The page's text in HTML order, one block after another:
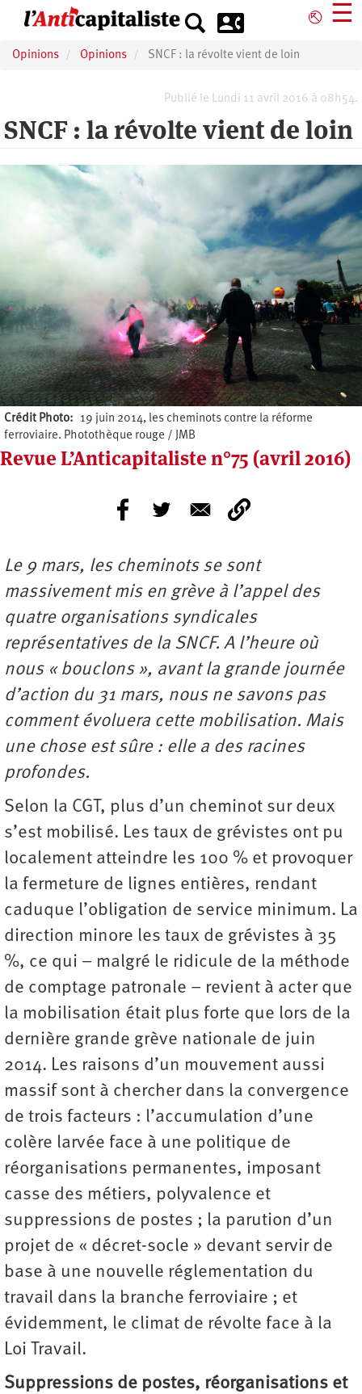
principal
⎋ ☰
Opinions Opinions SNCF : la révolte vient de loin
Publié le Lundi 11 avril 2016 à 08h54.
SNCF : la révolte vient de loin
Crédit Photo
19 juin 2014, les cheminots contre la réforme
ferroviaire. Photothèque rouge / JMB
Revue L’Anticapitaliste n°75 (avril 2016)
Le 9 mars, les cheminots se sont
massivement mis en grève à l’appel des
quatre organisations syndicales
représentatives de la SNCF. A l’heure où
nous « bouclons », avant la grande journée
d’action du 31 mars, nous ne savons pas
comment évoluera cette mobilisation. Mais
une chose est sûre : elle a des racines
profondes.
Selon la CGT, plus d’un cheminot sur deux
s’est mobilisé. Les taux de grévistes ont pu
localement atteindre les 100 % et provoquer
la fermeture de lignes entières, rendant
caduque l’obligation de service minimum. La
direction minore les taux de grévistes à 35
%, ce qui – malgré le ridicule de la méthode
de comptage patronale – revient à acter que
la mobilisation était plus forte que lors de la
dernière grande grève nationale de juin
2014. Les raisons d’un mouvement aussi
massif sont à chercher dans la convergence
de trois facteurs : l’accumulation d’une
colère larvée face à une politique de
réorganisations permanentes, imposant
casse des métiers, polyvalence et
suppressions de postes ; la parution d’un
projet de « décret-socle » devant servir de
base à une nouvelle réglementation du
travail dans la branche ferroviaire ; et
évidemment, le climat de révolte face à la
Loi Travail.
Suppressions de postes, réorganisations et